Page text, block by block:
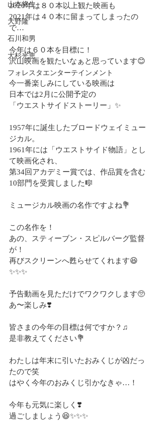
山本将生
大野隆
石川和男
大杉光恵
フォレスタエンターテインメント
2020年は８０本以上観た映画も
2021年は４０本に留まってしまったの
で…
今年は６０本を目標に！
沢山映画を観たいなぁと思っています😊
今一番楽しみにしている映画は
日本では2月に公開予定の
「ウエストサイドストーリー」✨
1957年に誕生したブロードウェイミュー
ジカル。
1961年には「ウエストサイド物語」とし
て映画化され、
第34回アカデミー賞では、作品賞を含む
10部門を受賞しました🎼
ミュージカル映画の名作ですよね💐
この名作を！
あの、スティーブン・スピルバーグ監督
が！
再びスクリーンへ甦らせてくれます😆
✨✨✨
予告動画を見ただけでワクワクします🥺
あ〜楽しみ❣️
皆さまの今年の目標は何ですか？♫
是非教えてください💐
わたしは年末に引いたおみくじが凶だっ
たので笑
はやく今年のおみくじ引かなきゃ…！
今年も元気に楽しく❣️
過ごしましょう😆✨✨✨